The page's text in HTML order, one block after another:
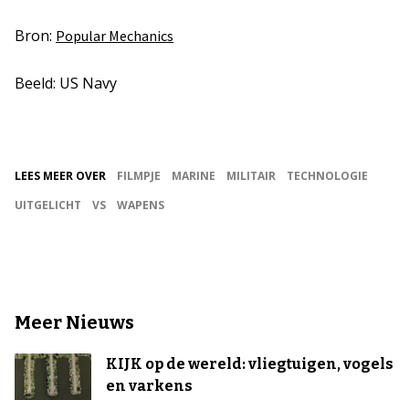
Bron: Popular Mechanics
Beeld: US Navy
LEES MEER OVER FILMPJE MARINE MILITAIR
TECHNOLOGIE
UITGELICHT
VS WAPENS
Meer Nieuws
KIJK op de wereld: vliegtuigen, vogels
en varkens